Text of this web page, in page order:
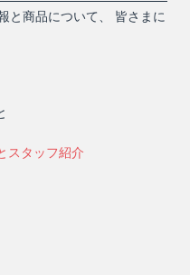
と商品について、 皆さまに
スタッフ紹介